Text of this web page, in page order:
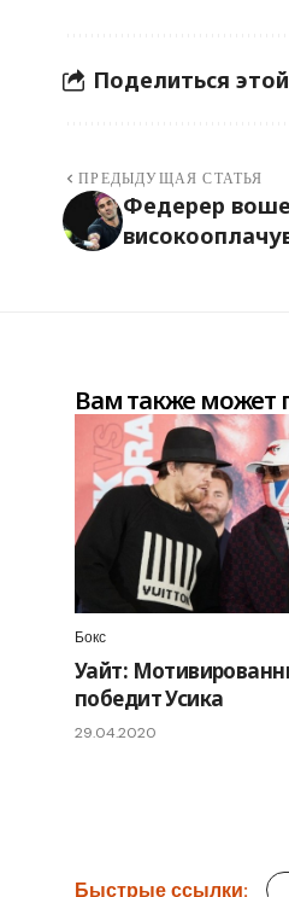
Поделиться
ПРЕДЫДУЩАЯ СТАТЬЯ
Федерер
Вам также может
Бокс
Уайт:
победит Усика
29.04.2020
Быстрые ссылки: